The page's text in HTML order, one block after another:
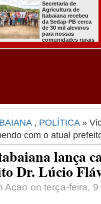
PT oficializa
candidatura
para
quarto
presidente
, POLÍTICA»
com o atual
lança
Dr. Lúcio
Acao on terça-feira,